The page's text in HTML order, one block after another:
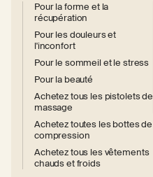
Pour la forme et la
récupération
Pour les douleurs et
l'inconfort
Pour le sommeil et le stress
Pour la beauté
Achetez tous les pistolets de
massage
Achetez toutes les bottes de
compression
Achetez tous les vêtements
chauds et froids